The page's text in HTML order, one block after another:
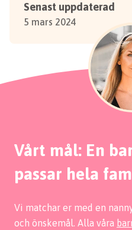
Senast uppdaterad
5 mars 2024
Vårt mål: En
passar hela
Vi matchar er med en
och önskemål. Alla våra